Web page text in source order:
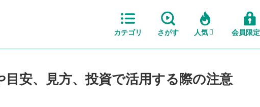
カテゴリ さがす 人気 会員限定
安、見方、投資で活用する際の注意